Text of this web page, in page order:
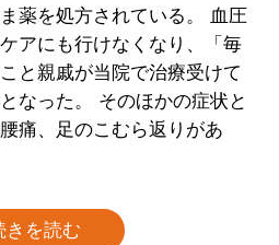
薬を処方されている。 血圧
アにも行けなくなり、「毎
と親戚が当院で治療受けて
なった。 そのほかの症状と
痛、足のこむら返りがあ
きを読む